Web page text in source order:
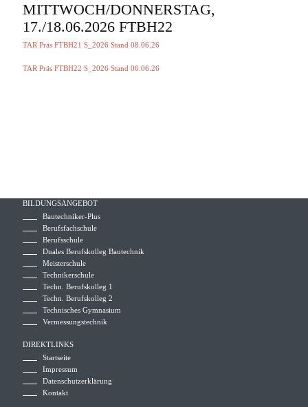
MITTWOCH/DONNERSTAG,
17./18.06.2026 FTBH22
TAR Präs FTBH21 S_2026 Stand 08.06.26
TAR Präs FTBH22 S_2026 Stand 06.06.26
BILDUNGSANGEBOT
Bautechniker-Plus
Berufsfachschule
Berufsschule
Duales Berufskolleg Bautechnik
Meisterschule
Technikerschule
Techn. Berufskolleg 1
Techn. Berufskolleg 2
Technisches Gymnasium
Vermessungstechnik
DIREKTLINKS
Startseite
Impressum
Datenschutzerklärung
Kontakt